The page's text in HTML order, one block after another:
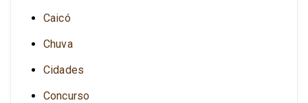
Caicó
Chuva
Cidades
Concurso